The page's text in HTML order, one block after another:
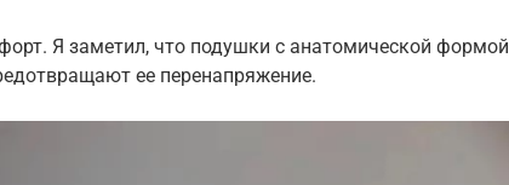
Я заметил, что подушки с анатомической формой
ее перенапряжение.